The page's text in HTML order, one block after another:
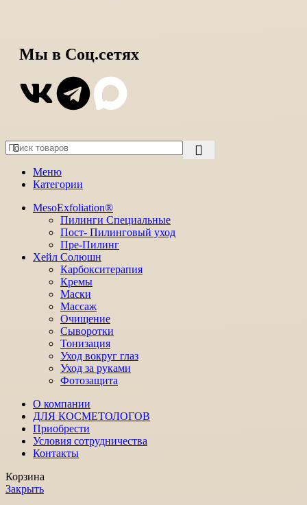
Мы в Соц.сетях
Меню
Категории
MesoExfoliation®
Пилинги Специальные
Пост- Пилинговый уход
Пре-Пилинг
Хейл Солюшн
Карбокситерапия
Кремы
Маски
Массаж
Очищение
Сыворотки
Тонизация
Уход вокруг глаз
Уход за руками
Фотозащита
О компании
ДЛЯ КОСМЕТОЛОГОВ
Приобрести
Условия сотрудничества
Контакты
Корзина
Закрыть